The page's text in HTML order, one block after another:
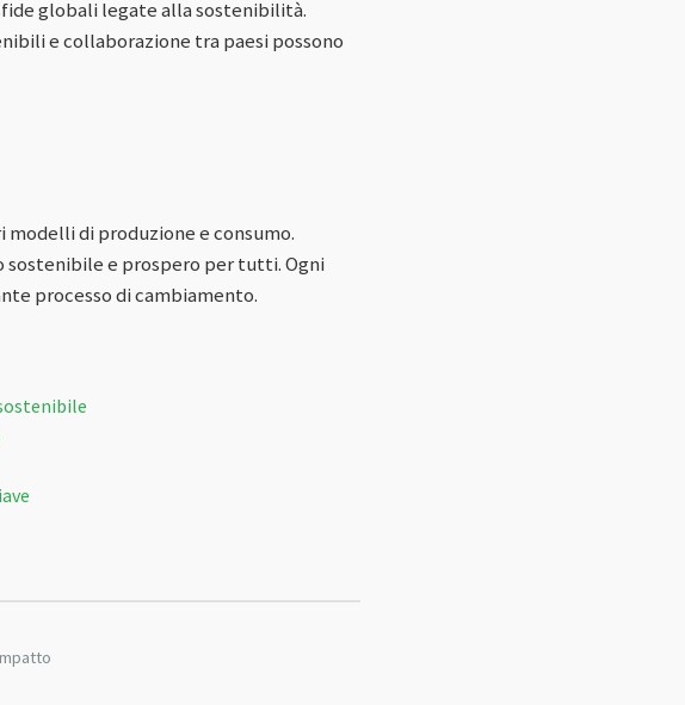
globali legate alla sostenibilità.
e collaborazione tra paesi possono
di produzione e consumo.
e prospero per tutti. Ogni
processo di cambiamento.